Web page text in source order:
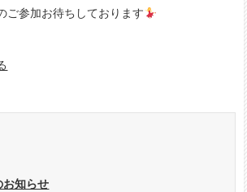
ご参加お待ちしております
お知らせ